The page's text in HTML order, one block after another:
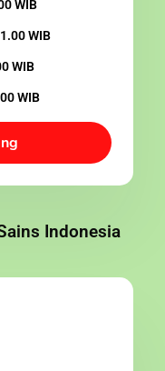
WIB
WIB
WIB
WIB
Indonesia